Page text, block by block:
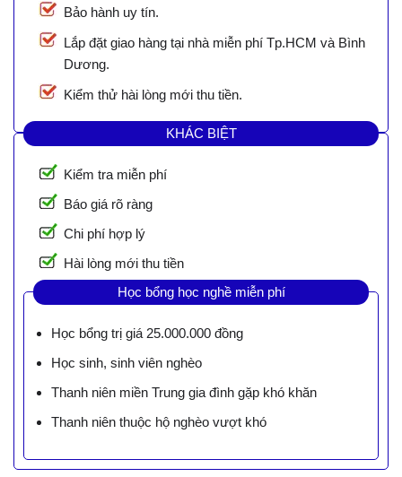
Bảo hành uy tín.
Lắp đặt giao hàng tại nhà miễn phí Tp.HCM và Bình
Dương.
Kiểm thử hài lòng mới thu tiền.
KHÁC BIỆT
Kiểm tra miễn phí
Báo giá rõ ràng
Chi phí hợp lý
Hài lòng mới thu tiền
Học bổng học nghề miễn phí
Học bổng trị giá 25.000.000 đồng
Học sinh, sinh viên nghèo
Thanh niên miền Trung gia đình gặp khó khăn
Thanh niên thuộc hộ nghèo vượt khó